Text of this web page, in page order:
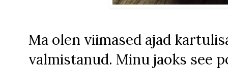
Ma olen viimased ajad
valmistanud. Minu jaoks see